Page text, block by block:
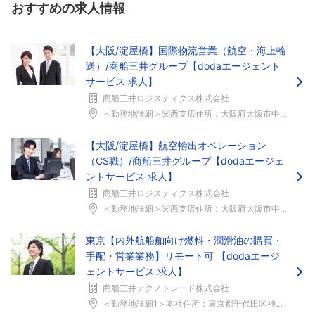
おすすめの求人情報
【大阪/淀屋橋】国際物流営業（航空・海上輸
送）/商船三井グループ【dodaエージェント
サービス 求人】
商船三井ロジスティクス株式会社
＜勤務地詳細＞関西支店住所：大阪府大阪市中央区今橋...
【大阪/淀屋橋】航空輸出オペレーション
（CS職）/商船三井グループ【dodaエージェ
ントサービス 求人】
商船三井ロジスティクス株式会社
＜勤務地詳細＞関西支店住所：大阪府大阪市中央区今橋...
東京【内外航船舶向け燃料・潤滑油の購買・
手配・営業業務】リモート可 【dodaエージ
ェントサービス 求人】
商船三井テクノトレード株式会社
＜勤務地詳細1＞本社住所：東京都千代田区神田錦町2...